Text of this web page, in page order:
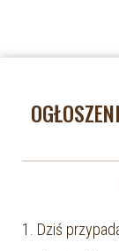
1. Dziś